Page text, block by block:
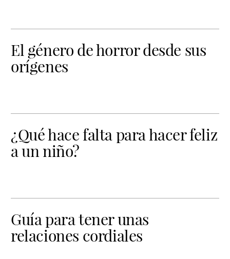
El género de horror desde sus
orígenes
¿Qué hace falta para hacer feliz
a un niño?
Guía para tener unas
relaciones cordiales